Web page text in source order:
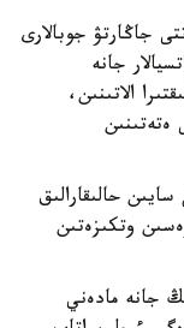
جاڭارتۋ جوبالارى
جانە
الاتىنىن،
ەتەتىنىن
حالىقارالىق
وتكىزەتىن
جانە مادەني